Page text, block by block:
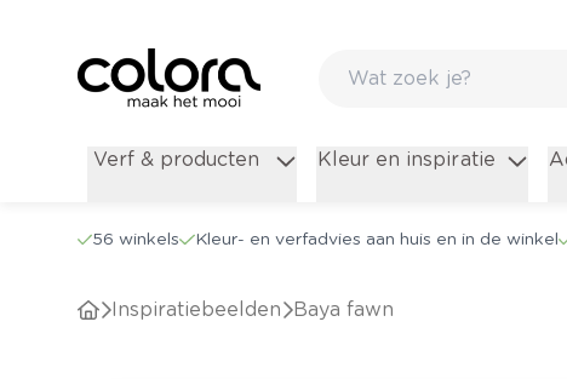
Verf & producten Kleur en inspiratie
56 winkels Kleur- en verfadvies aan huis en in de winkel
Inspiratiebeelden Baya fawn